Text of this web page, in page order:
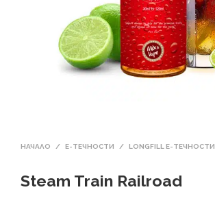
НАЧАЛО / Е-ТЕЧНОСТИ / LONGFILL E-ТЕЧНОСТИ
Steam Train Railroad